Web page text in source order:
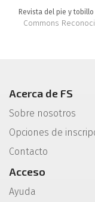
Revista del pie y
Commons
Acerca de FS
Sobre nosotros
Opciones de
Contacto
Acceso
Ayuda